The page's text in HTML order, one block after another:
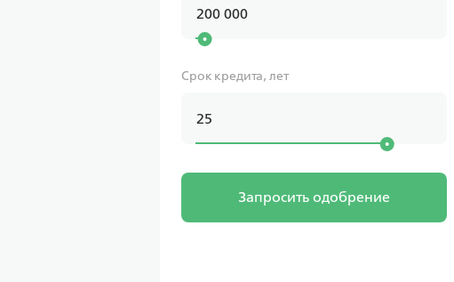
Срок кредита, лет
Запросить одобрение